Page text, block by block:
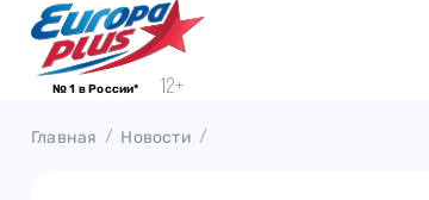
№ 1 в России*
Главная Новости